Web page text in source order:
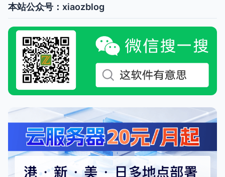
本站公众号：xiaozblog